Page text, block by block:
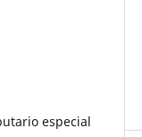
especial